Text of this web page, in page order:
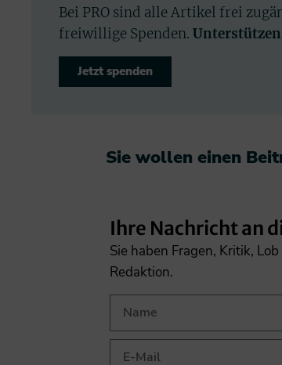
Bei PRO sind alle Artikel frei
freiwillige Spenden. Unterstützen
Jetzt spenden
Sie wollen einen
Ihre Nachricht an
Sie haben Fragen, Kritik,
Redaktion.